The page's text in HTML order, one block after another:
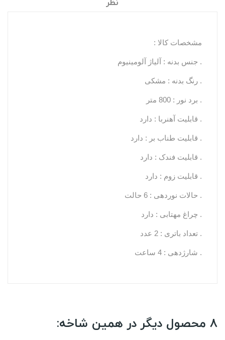
مشخصات کالا :
. جنس بدنه : آلیاژ آلومینیوم
. رنگ بدنه : مشکی
. برد نور : 800 متر
. قابلیت آهنربا : دارد
. قابلیت طناب بر : دارد
. قابلیت فندک : دارد
. قابلیت زوم : دارد
. حالات نوردهی : 6 حالت
. چراغ مهتابی : دارد
. تعداد باتری : 2 عدد
. شارژدهی : 4 ساعت
8 محصول دیگر در همین شاخه: